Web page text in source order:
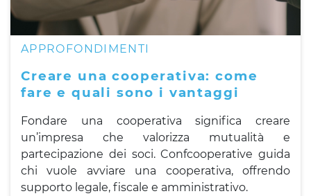
APPROFONDIMENTI
Creare una cooperativa: come
fare e quali sono i vantaggi
Fondare una cooperativa significa creare
un’impresa che valorizza mutualità e
partecipazione dei soci. Confcooperative guida
chi vuole avviare una cooperativa, offrendo
supporto legale, fiscale e amministrativo.